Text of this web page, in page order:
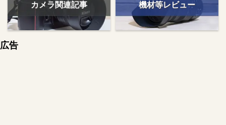
カメラ関連記事 機材等レビュー
広告